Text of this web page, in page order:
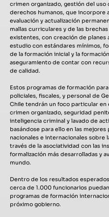
crimen organizado, gestión del uso
derechos humanos, que incorpore
evaluación y actualización
mallas curriculares y de las
existentes, con creación de planes
estudio con estándares mínimos,
de la formación inicial y la
aseguramiento de contar con
de calidad.
Estos programas de formación
policiales, fiscales, y personal de
Chile tendrán un foco particular en
crimen organizado, seguridad
inteligencia criminal y lavado de
basándose para ello en las mejores
nacionales e internacionales sobre
través de la asociatividad con las
formalización más desarrolladas y
mundo.
Dentro de los resultados
cerca de 1.000 funcionarios
programas de formación
próximo gobierno.